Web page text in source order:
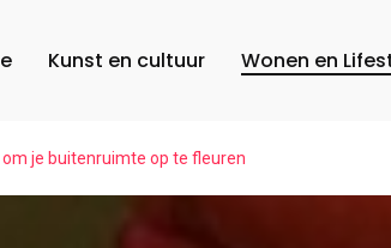
Kunst en cultuur Wonen en
je buitenruimte op te fleuren